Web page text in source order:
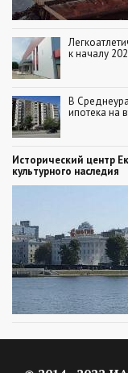
к началу
В
ипотека на
Исторический центр
культурного наследия